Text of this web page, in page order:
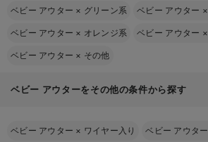
ベビー アウター × グリーン系 ベビー アウター ×
ベビー アウター × オレンジ系 ベビー アウター ×
ベビー アウター × その他
ベビー アウターをその他の条件から探す
ベビー アウター × ワイヤー入り ベビー アウター